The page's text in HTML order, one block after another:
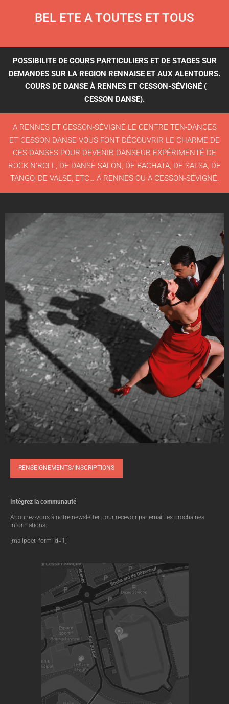
BEL ETE A TOUTES ET TOUS
N’HESITEZ PLUS, VENEZ TESTER.
POSSIBILITE DE COURS PARTICULIERS ET DE STAGES SUR
DEMANDES SUR LA REGION RENNAISE ET AUX ALENTOURS.
COURS DE DANSE À RENNESET CESSON-SÉVIGNÉ (
CESSON DANSE).
A RENNES ET CESSON-SÉVIGNÉ LE CENTRE TEN-DANCES
ET CESSON DANSE VOUS FONT DÉCOUVRIR LE CHARME DE
CES DANSES POUR DEVENIR DANSEUR EXPÉRIMENTÉ DE
ROCK N’ROLL, DE DANSE SALON, DE BACHATA, DE SALSA, DE
TANGO, DE VALSE, ETC… À RENNESOU À CESSON-SÉVIGNÉ.
VOIR LA
RENSEIGNEMENTS/INSCRIPTIONS
Intégrez la communauté
Abonnez-vous à notre newsletter pour recevoir par email les prochaines
informations.
[mailpoet_form id=1]